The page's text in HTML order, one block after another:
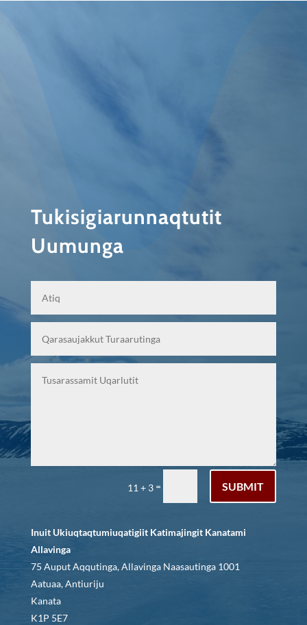
Tukisigiarunnaqtutit
Uumunga
11 + 3 = SUBMIT
Inuit Ukiuqtaqtumiuqatigiit Katimajingit Kanatami
Allavinga
75 Auput Aqqutinga, Allavinga Naasautinga 1001
Aatuaa, Antiuriju
Kanata
K1P 5E7